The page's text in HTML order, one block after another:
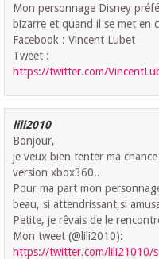
Mon personnage Disney
bizarre et quand il se met en
Facebook : Vincent Lubet
Tweet :
https://twitter.com/
lili2010
Bonjour,
je veux bien tenter ma
version xbox360..
Pour ma part mon
beau, si attendrissant,si
Petite, je rêvais de le
Mon tweet (@lili2010):
https://twitter.com/lili21010/